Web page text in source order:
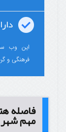
این وب
فرهنگی و
فاصله
مهم شهر